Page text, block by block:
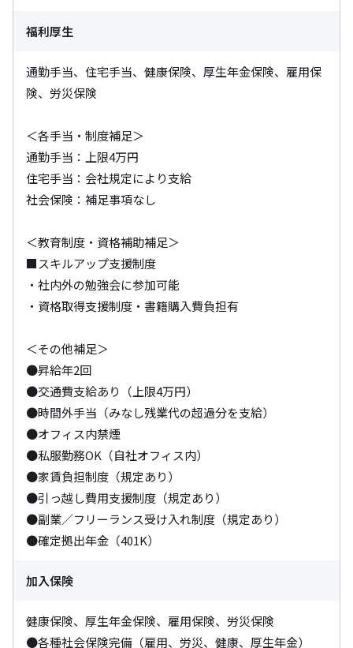
福利厚生
通勤手当、住宅手当、健康保険、厚生年金保険、雇用保
険、労災保険
＜各手当・制度補足＞
通勤手当：上限4万円
住宅手当：会社規定により支給
社会保険：補足事項なし
＜教育制度・資格補助補足＞
■スキルアップ支援制度
・社内外の勉強会に参加可能
・資格取得支援制度・書籍購入費負担有
＜その他補足＞
●昇給年2回
●交通費支給あり（上限4万円）
●時間外手当（みなし残業代の超過分を支給）
●オフィス内禁煙
●私服勤務OK（自社オフィス内）
●家賃負担制度（規定あり）
●引っ越し費用支援制度（規定あり）
●副業／フリーランス受け入れ制度（規定あり）
●確定拠出年金（401K）
加入保険
健康保険、厚生年金保険、雇用保険、労災保険
●各種社会保険完備（雇用、労災、健康、厚生年金）